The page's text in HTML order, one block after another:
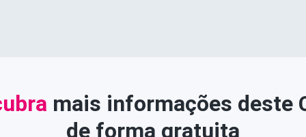
mais informações deste
de forma gratuita